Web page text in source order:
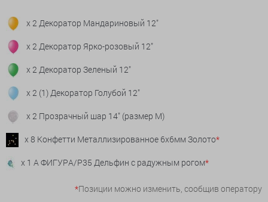
x 2 Декоратор Мандариновый 12"
x 2 Декоратор Ярко-розовый 12"
x 2 Декоратор Зеленый 12"
x 2 (1) Декоратор Голубой 12"
x 2 Прозрачный шар 14" (размер М)
x 8 Конфетти Металлизированное 6х6мм Золото*
x 1 А ФИГУРА/P35 Дельфин с радужным рогом*
*Позиции можно изменить, сообщив оператору